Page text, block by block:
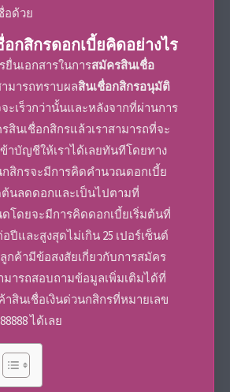
อด้วย
กสิกรดอกเบี้ยคิดอย่างไร
ยื่นเอกสารในการสมัครสินเชื่อ
ามารถทราบผลสินเชื่อกสิกรอนุมัติ
ะเร็วกว่านั้นและหลังจากที่ผ่านการ
สินเชื่อกสิกรแล้วเราสามารถที่จะ
าบัญชีให้เราได้เลยทันทีโดยทาง
กสิกรจะมีการคิดคำนวณดอกเบี้ย
นลดดอกและเป็นไปตามที่
โดยจะมีการคิดดอกเบี้ยเริ่มต้นที่
อปีและสูงสุดไม่เกิน 25 เปอร์เซ็นต์
กค้ามีข้อสงสัยเกี่ยวกับการสมัคร
มารถสอบถามข้อมูลเพิ่มเติมได้ที่
าสินเชื่อเงินด่วนกสิกรที่หมายเลข
ได้เลย